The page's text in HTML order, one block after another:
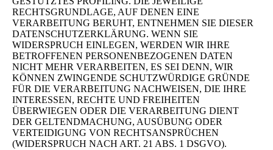
RECHTSGRUNDLAGE, AUF DENEN EINE
VERARBEITUNG BERUHT, ENTNEHMEN SIE DIESER
DATENSCHUTZERKLÄRUNG. WENN SIE
WIDERSPRUCH EINLEGEN, WERDEN WIR IHRE
BETROFFENEN PERSONENBEZOGENEN DATEN
NICHT MEHR VERARBEITEN, ES SEI DENN, WIR
KÖNNEN ZWINGENDE SCHUTZWÜRDIGE GRÜNDE
FÜR DIE VERARBEITUNG NACHWEISEN, DIE IHRE
INTERESSEN, RECHTE UND FREIHEITEN
ÜBERWIEGEN ODER DIE VERARBEITUNG DIENT
DER GELTENDMACHUNG, AUSÜBUNG ODER
VERTEIDIGUNG VON RECHTSANSPRÜCHEN
(WIDERSPRUCH NACH ART. 21 ABS. 1 DSGVO).